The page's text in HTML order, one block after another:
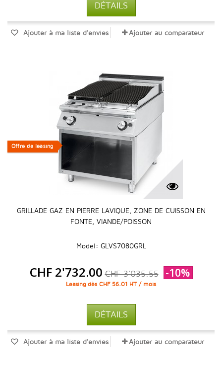
DÉTAILS
Ajouter à ma liste d'envies Ajouter au comparateur
Offre de leasing
Offre de leasing
GRILLADE GAZ EN PIERRE LAVIQUE, ZONE DE CUISSON EN
FONTE, VIANDE/POISSON
Model: GLVS7080GRL
CHF 2'732.00 CHF 3'035.55 -10%
Leasing dès CHF 56.01 HT / mois
DÉTAILS
Ajouter à ma liste d'envies Ajouter au comparateur